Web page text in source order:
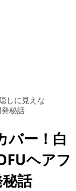
しに見えな
発秘話
バー！白
ヘアフ
話